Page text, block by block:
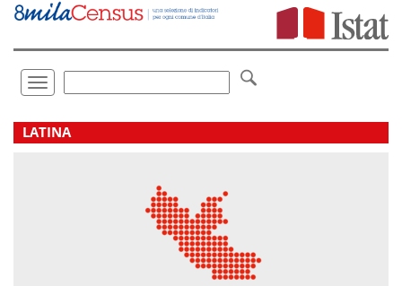
Vai
direttamente
Toggle
navigation
LATINA